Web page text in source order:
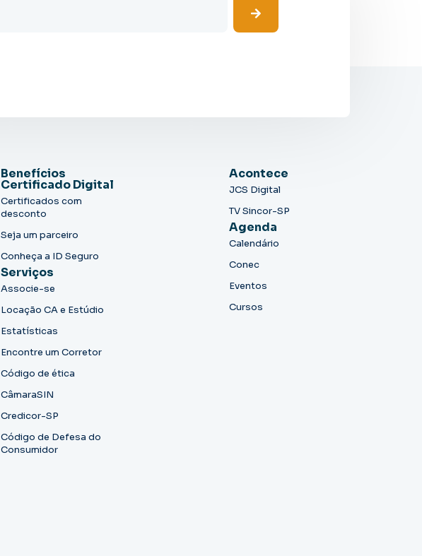
Benefícios
Certificado Digital
Certificados com
desconto
Seja um parceiro
Conheça a ID Seguro
Serviços
Associe-se
Locação CA e Estúdio
Estatísticas
Encontre um Corretor
Código de ética
CâmaraSIN
Credicor-SP
Código de Defesa do
Consumidor
Acontece
JCS Digital
TV Sincor-SP
Agenda
Calendário
Conec
Eventos
Cursos